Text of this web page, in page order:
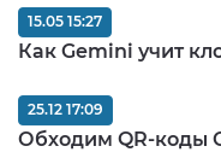
Как Gemini учит
15.05 15:27
Обходим QR-коды
25.12 17:09